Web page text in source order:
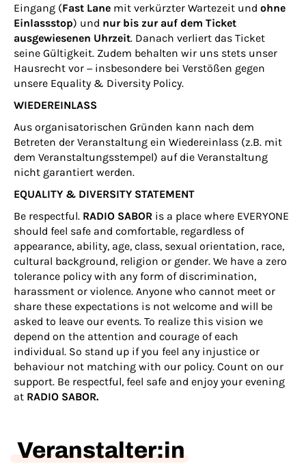
Eingang (Fast Lane mit verkürzter Wartezeit und ohne
Einlassstop) und nur bis zur auf dem Ticket
ausgewiesenen Uhrzeit. Danach verliert das Ticket
seine Gültigkeit. Zudem behalten wir uns stets unser
Hausrecht vor − insbesondere bei Verstößen gegen
unsere Equality & Diversity Policy.
WIEDEREINLASS
Aus organisatorischen Gründen kann nach dem
Betreten der Veranstaltung ein Wiedereinlass (z.B. mit
dem Veranstaltungsstempel) auf die Veranstaltung
nicht garantiert werden.
EQUALITY & DIVERSITY STATEMENT
Be respectful. RADIO SABOR is a place where EVERYONE
should feel safe and comfortable, regardless of
appearance, ability, age, class, sexual orientation, race,
cultural background, religion or gender. We have a zero
tolerance policy with any form of discrimination,
harassment or violence. Anyone who cannot meet or
share these expectations is not welcome and will be
asked to leave our events. To realize this vision we
depend on the attention and courage of each
individual. So stand up if you feel any injustice or
behaviour not matching with our policy. Count on our
support. Be respectful, feel safe and enjoy your evening
at RADIO SABOR.
Veranstalter:in